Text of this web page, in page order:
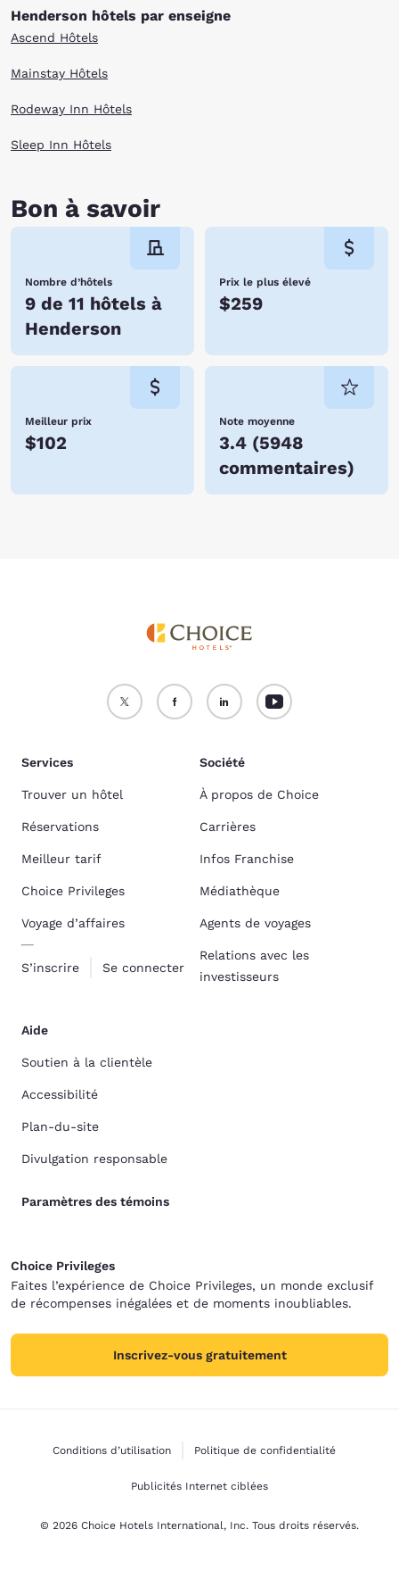
Henderson hôtels par enseigne
Ascend Hôtels
Mainstay Hôtels
Rodeway Inn Hôtels
Sleep Inn Hôtels
Bon à savoir
Nombre d’hôtels
9 de 11 hôtels à
Henderson
Prix le plus élevé
$259
Meilleur prix
$102
Note moyenne
3.4 (5948
commentaires)
Services
Trouver un hôtel
Réservations
Meilleur tarif
Choice Privileges
Voyage d’affaires
S’inscrire Se connecter
Société
À propos de Choice
Carrières
Infos Franchise
Médiathèque
Agents de voyages
Relations avec les
investisseurs
Aide
Soutien à la clientèle
Accessibilité
Plan-du-site
Divulgation responsable
Paramètres des témoins
Choice Privileges
Faites l’expérience de Choice Privileges, un monde exclusif
de récompenses inégalées et de moments inoubliables.
Inscrivez-vous gratuitement
Conditions d’utilisation Politique de confidentialité
Publicités Internet ciblées
© 2026 Choice Hotels International, Inc. Tous droits réservés.